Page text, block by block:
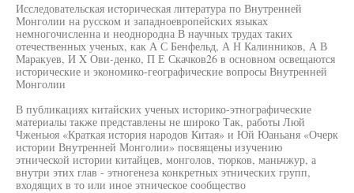
Исследовательская историческая литература по Внутренней
Монголии на русском и западноевропейских языках
немногочисленна и неоднородна В научных трудах таких
отечественных ученых, как А С Бенфельд, А Н Калинников, А В
Маракуев, И X Ови-денко, П Е Скачков26 в основном освещаются
исторические и экономико-географические вопросы Внутренней
Монголии
В публикациях китайских ученых историко-этнографические
материалы также представлены не широко Так, работы Люй
Чженьюя «Краткая история народов Китая» и Юй Юаньаня «Очерк
истории Внутренней Монголии» посвящены изучению
этнической истории китайцев, монголов, тюрков, маньчжур, а
внутри этих глав - этногенеза конкретных этнических групп,
входящих в то или иное этническое сообщество